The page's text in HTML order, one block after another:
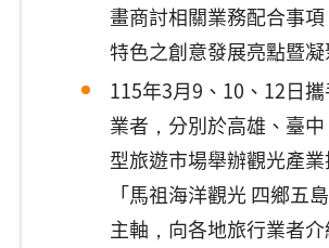
畫商討相關業務配合事
特色之創意發展亮點暨凝
115年3月9、10、12日
業者，分別於高雄、臺
型旅遊市場舉辦觀光產
「馬祖海洋觀光 四鄉五
主軸，向各地旅行業者